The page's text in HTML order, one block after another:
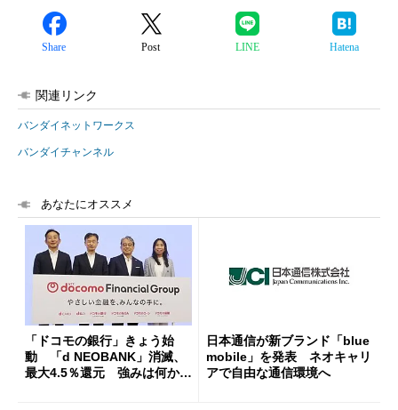
Share Post LINE Hatena
関連リンク
バンダイネットワークス
バンダイチャンネル
あなたにオススメ
「ドコモの銀行」きょう始
動 「d NEOBANK」消滅、
最大4.5％還元 強みは何か解
日本通信が新ブランド「blue
mobile」を発表 ネオキャリ
アで自由な通信環境へ